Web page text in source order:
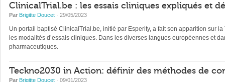
ClinicalTrial.be : les essais cliniques expliqués et
Par Brigitte Doucet · 29/05/2023
Un portail baptisé ClinicalTrial.be, initié par Esperity, a fait son apparition sur
les modalités d’essais cliniques. Dans les diverses langues européennes et
pharmaceutiques.
Teckno2030 in Action: définir des méthodes de
Par Brigitte Doucet · 09/01/2023